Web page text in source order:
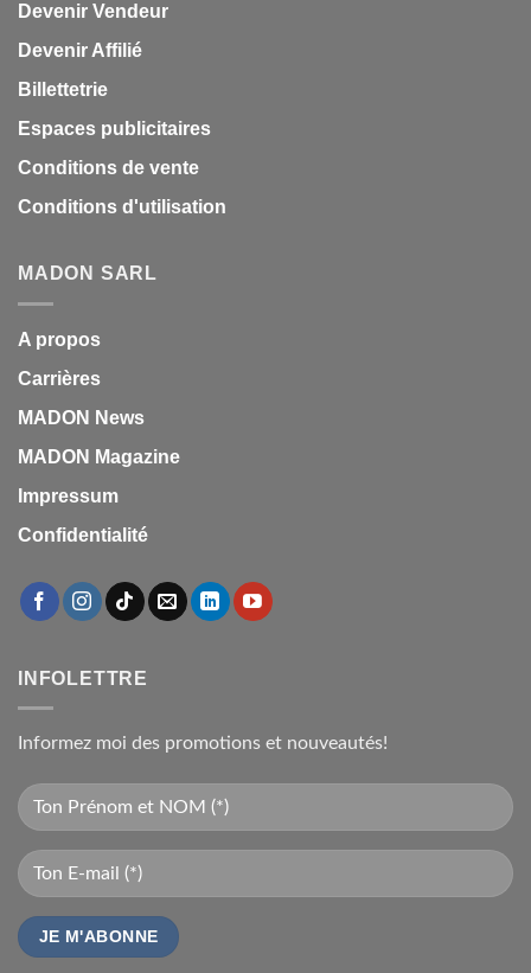
Devenir Vendeur
Devenir Affilié
Billettetrie
Espaces publicitaires
Conditions de vente
Conditions d'utilisation
MADON SARL
A propos
Carrières
MADON News
MADON Magazine
Impressum
Confidentialité
INFOLETTRE
Informez moi des promotions et nouveautés!